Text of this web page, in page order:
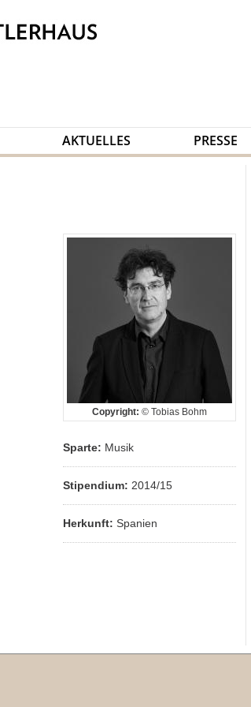
AKTUELLES PRESSE
Copyright: © Tobias Bohm
Sparte: Musik
Stipendium: 2014/15
Herkunft: Spanien